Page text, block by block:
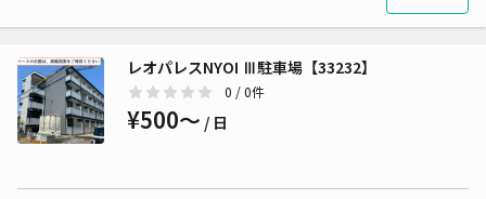
レオパレスNYOI Ⅲ駐車場【33232】
0 / 0件
¥500〜 / 日